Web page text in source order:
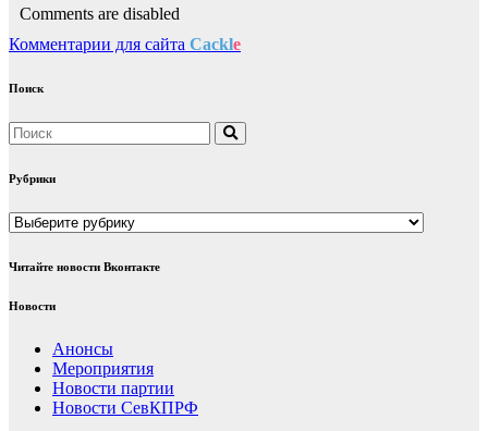
Comments are disabled
Комментарии для сайта Cackle
Поиск
Рубрики
Рубрики
Читайте новости Вконтакте
Новости
Анонсы
Мероприятия
Новости партии
Новости СевКПРФ